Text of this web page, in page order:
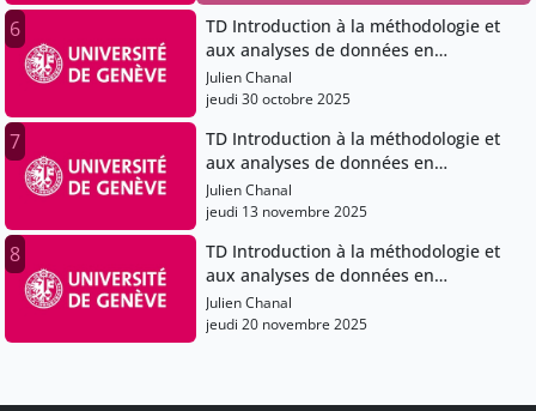
6
TD Introduction à la méthodologie et
aux analyses de données en
psychologie
Julien Chanal
jeudi 30 octobre 2025
7
TD Introduction à la méthodologie et
aux analyses de données en
psychologie
Julien Chanal
jeudi 13 novembre 2025
8
TD Introduction à la méthodologie et
aux analyses de données en
psychologie
Julien Chanal
jeudi 20 novembre 2025